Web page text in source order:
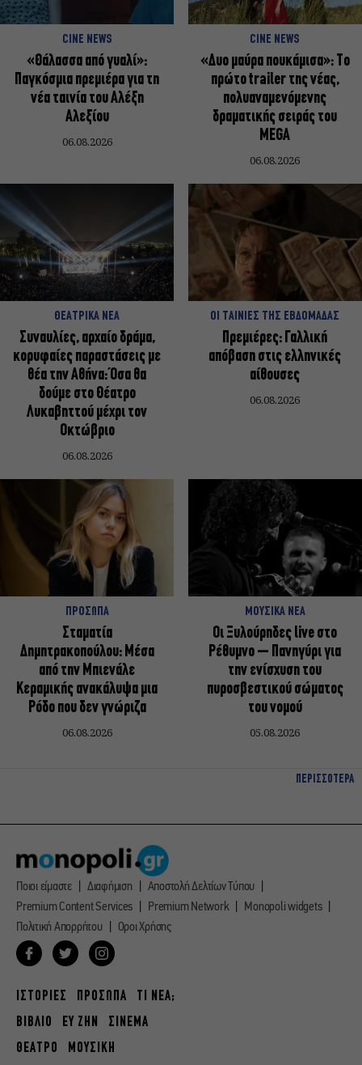
CINE NEWS
«Θάλασσα από γυαλί»:
Παγκόσμια πρεμιέρα για τη
νέα ταινία του Αλέξη
Αλεξίου
06.08.2026
CINE NEWS
«Δυο μαύρα πουκάμισα»: Το
πρώτο trailer της νέας,
πολυαναμενόμενης
δραματικής σειράς του
MEGA
06.08.2026
ΘΕΑΤΡΙΚΑ ΝΕΑ
Συναυλίες, αρχαίο δράμα,
κορυφαίες παραστάσεις με
θέα την Αθήνα: Όσα θα
δούμε στο Θέατρο
Λυκαβηττού μέχρι τον
Οκτώβριο
06.08.2026
ΟΙ ΤΑΙΝΙΕΣ ΤΗΣ ΕΒΔΟΜΑΔΑΣ
Πρεμιέρες: Γαλλική
απόβαση στις ελληνικές
αίθουσες
06.08.2026
ΠΡΟΣΩΠΑ
Σταματία
Δημητρακοπούλου: Μέσα
από την Μπιενάλε
Κεραμικής ανακάλυψα μια
Ρόδο που δεν γνώριζα
06.08.2026
ΜΟΥΣΙΚΑ ΝΕΑ
Οι Ξυλούρηδες live στο
Ρέθυμνο – Πανηγύρι για
την ενίσχυση του
πυροσβεστικού σώματος
του νομού
05.08.2026
ΠΕΡΙΣΣΟΤΕΡΑ
Ποιοι είμαστε Διαφήμιση
Αποστολή Δελτίων Τύπου
Premium Content Services
Premium Network
Monopoli widgets
Πολιτική Απορρήτου
Οροι Χρήσης
ΙΣΤΟΡΙΕΣ ΠΡΟΣΩΠΑ
ΤΙ ΝΕΑ;
ΒΙΒΛΙΟ
ΕΥ ΖΗΝ
ΣΙΝΕΜΑ
ΘΕΑΤΡΟ
ΜΟΥΣΙΚΗ